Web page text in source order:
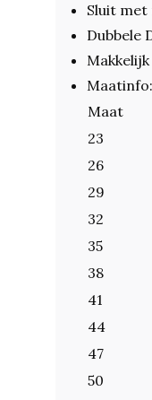
Sluit
Dubbele
Maatinfo:
Maat
23
26
29
32
35
38
41
44
47
50